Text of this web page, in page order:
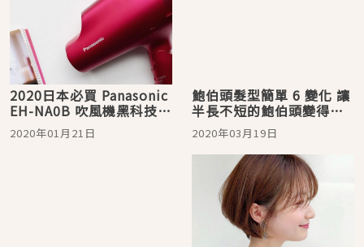
2020日本必買 Panasonic
EH-NA0B 吹風機黑科技大
揭秘！銀座沙龍免費體驗
美髮神器的全新威力
2020年01月21日
鮑伯頭髮型簡單 6 變化 讓
半長不短的鮑伯頭變得加
倍可愛！
2020年03月19日